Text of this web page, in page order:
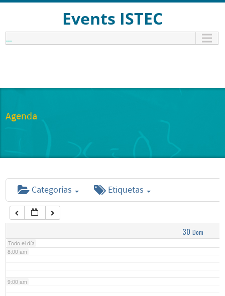
Events ISTEC
...
Agenda
Categorías Etiquetas
30 Dom
Todo el día
1:00 am
6:00 am
7:00 am
8:00 am
9:00 am